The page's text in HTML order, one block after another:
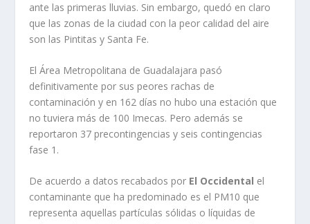
ante las primeras lluvias. Sin embargo, quedó en claro
que las zonas de la ciudad con la peor calidad del aire
son las Pintitas y Santa Fe.
El Área Metropolitana de Guadalajara pasó
definitivamente por sus peores rachas de
contaminación y en 162 días no hubo una estación que
no tuviera más de 100 Imecas. Pero además se
reportaron 37 precontingencias y seis contingencias
fase 1.
De acuerdo a datos recabados por El Occidental el
contaminante que ha predominado es el PM10 que
representa aquellas partículas sólidas o líquidas de